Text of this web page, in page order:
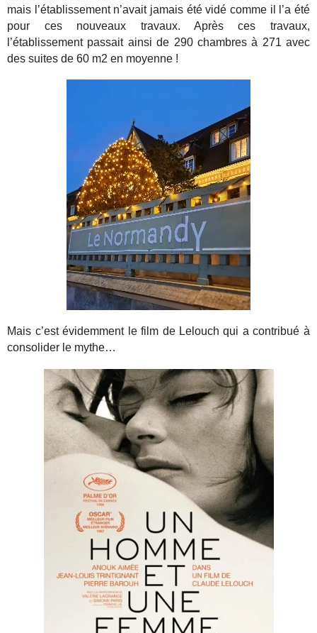
mais l’établissement n’avait jamais été vidé comme il l’a été
pour ces nouveaux travaux. Après ces travaux,
l’établissement passait ainsi de 290 chambres à 271 avec
des suites de 60 m2 en moyenne !
Mais c’est évidemment le film de Lelouch qui a contribué à
consolider le mythe…